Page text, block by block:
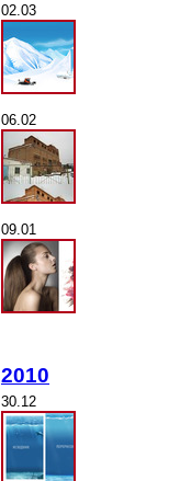
02.03
06.02
09.01
2010
30.12